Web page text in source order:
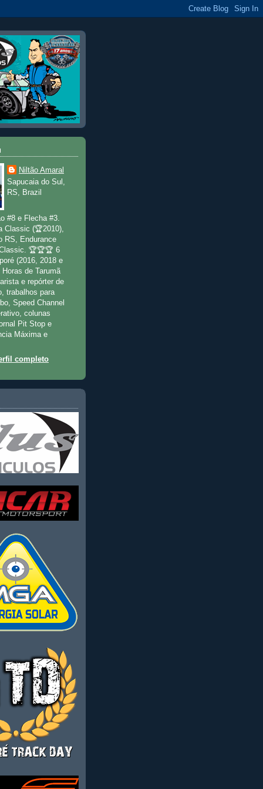
Niltão Amaral
Sapucaia do Sul,
RS, Brazil
#8 e Flecha #3.
Classic (🏆2010),
RS, Endurance
🏆🏆🏆 6
(2016, 2018 e
de Tarumã
e repórter de
trabalhos para
Speed Channel
colunas
Pit Stop e
Máxima e
completo